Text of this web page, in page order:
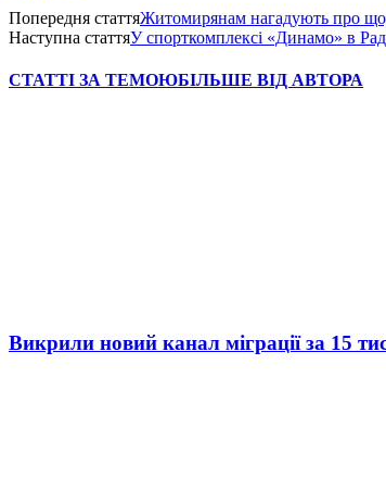
Попередня статтяЖитомирянам нагадують про
Наступна статтяУ спорткомплексі «Динамо» в
СТАТТІ ЗА ТЕМОЮБІЛЬШЕ ВІД АВТОРА
Викрили новий канал міграції за 15